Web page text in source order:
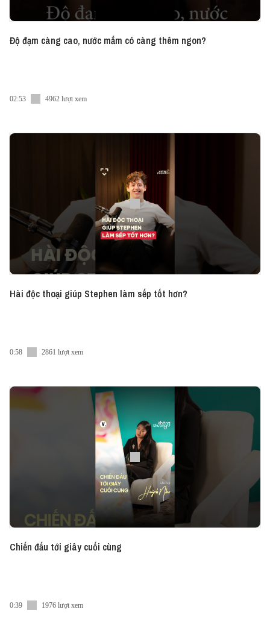
Độ đạm càng cao, nước mắm có càng thêm ngon?
02:53 4962 lượt xem
Hài độc thoại giúp Stephen làm sếp tốt hơn?
0:58 2861 lượt xem
Chiến đấu tới giây cuối cùng
0:39 1976 lượt xem